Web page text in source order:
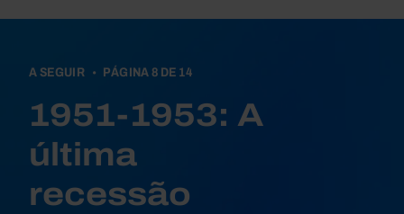
A SEGUIR PÁGINA 8 DE 14
1951-1953: A
última
recessão